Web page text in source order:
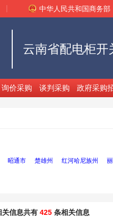
中华人民共和国商务部
云南省配电柜
询价采购 谈判采购 政府采购
昭通市 楚雄州 红河哈尼族州
关信息共有 425 条相关信息